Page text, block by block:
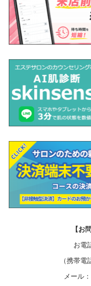
【お
お電
（携帯電
メール：